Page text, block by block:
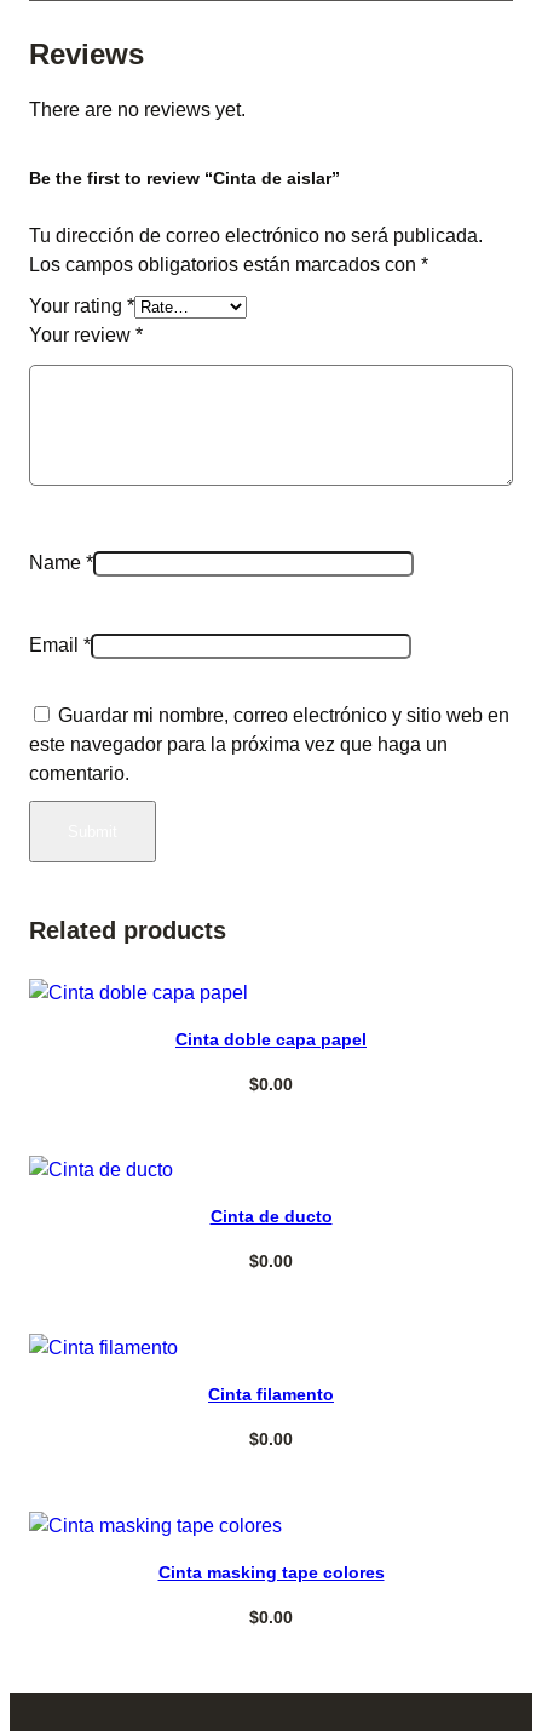
a
s
q
a
n
t
i
Reviews
There are no reviews yet.
Be the first to review “Cinta de aislar”
Tu dirección de correo electrónico no será publicada.
Los campos obligatorios están marcados con *
Your rating *
Your review *
Name *
Email *
Guardar mi nombre, correo electrónico y sitio web en
este navegador para la próxima vez que haga un
comentario.
Related products
Cinta doble capa papel
$0.00
Select options
Cinta de ducto
$0.00
Cinta filamento
$0.00
Cinta masking tape colores
$0.00